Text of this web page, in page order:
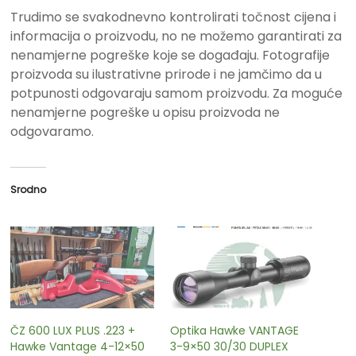
Trudimo se svakodnevno kontrolirati točnost cijena i
informacija o proizvodu, no ne možemo garantirati za
nenamjerne pogreške koje se događaju. Fotografije
proizvoda su ilustrativne prirode i ne jamčimo da u
potpunosti odgovaraju samom proizvodu. Za moguće
nenamjerne pogreške u opisu proizvoda ne
odgovaramo.
Srodno
ČZ 600 LUX PLUS .223 +
Hawke Vantage 4-12×50
Optika Hawke VANTAGE
3-9×50 30/30 DUPLEX